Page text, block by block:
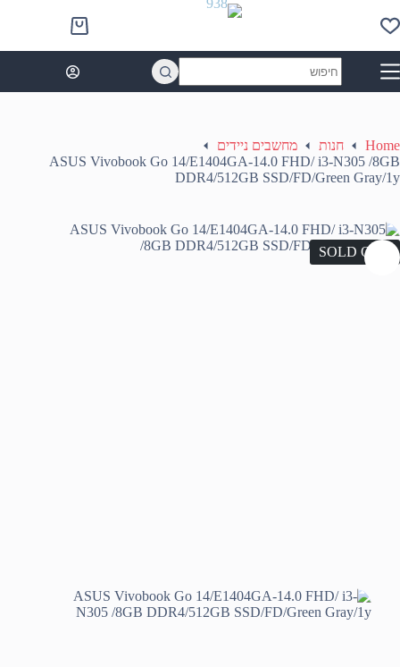
to
content
Shopping
cart
results
Home חנות
מחשבים ניידים
ASUS Vivobook Go 14/E1404GA-14.0 FHD/ i3-N305 /8GB
DDR4/512GB SSD/FD/Green Gray/1y
SOLD OUT